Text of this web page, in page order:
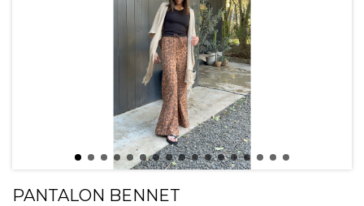
PANTALON BENNET